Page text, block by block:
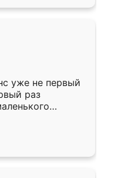
уже не первый
раз
второй раз
очень
быстрая,